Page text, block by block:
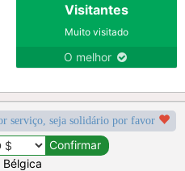
Visitantes
Muito visitado
O melhor
serviço, seja solidário por favor
Bélgica